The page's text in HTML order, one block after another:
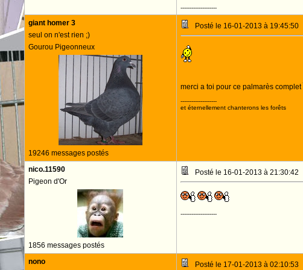
--------------------
giant homer 3
seul on n'est rien ;)
Gourou Pigeonneux
19246 messages postés
Posté le 16-01-2013 à 19:45:50
merci a toi pour ce palmarès complet
--------------------
et éternellement chanterons les forêts
nico.11590
Pigeon d'Or
1856 messages postés
Posté le 16-01-2013 à 21:30:42
--------------------
nono
Posté le 17-01-2013 à 02:10:53